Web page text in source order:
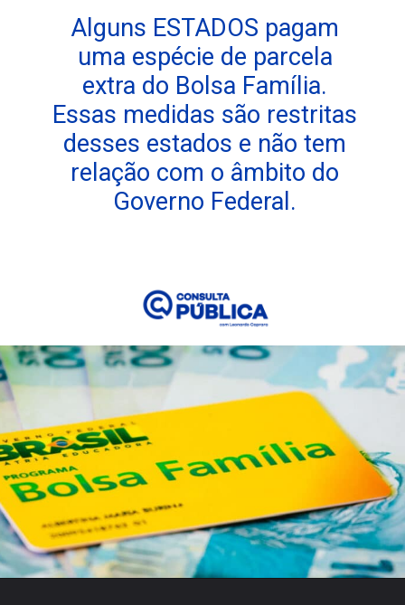
Alguns ESTADOS pagam
uma espécie de parcela
extra do Bolsa Família.
Essas medidas são restritas
desses estados e não tem
relação com o âmbito do
Governo Federal.